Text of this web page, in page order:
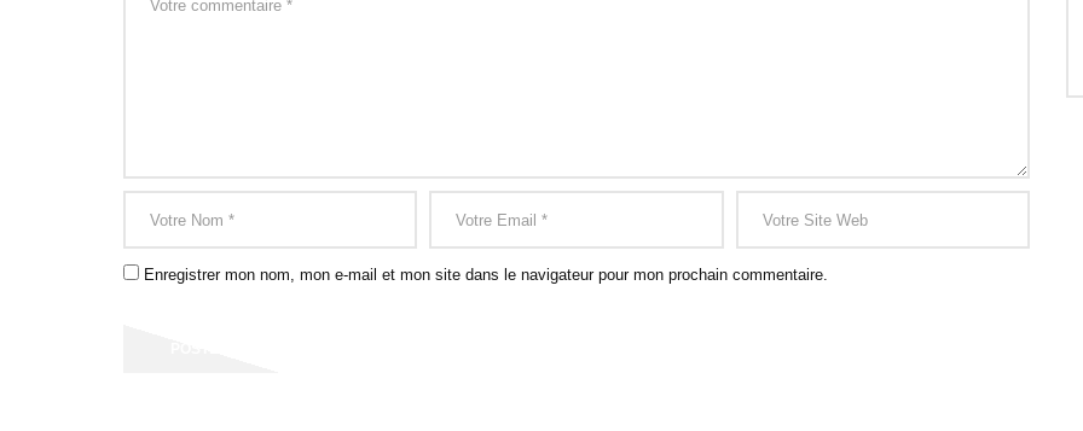
Enregistrer mon nom, mon e-mail et mon site dans le navigateur pour mon prochain commentaire.